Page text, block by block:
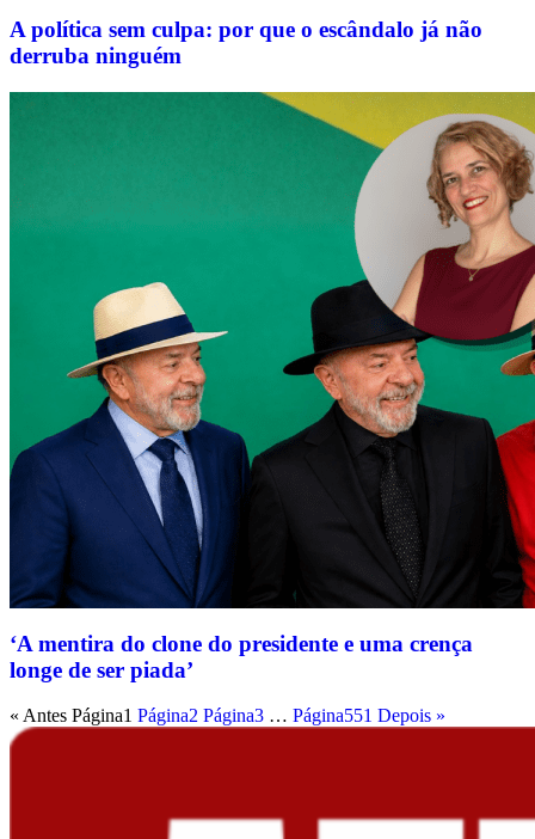
A política sem culpa: por que o escândalo já não
derruba ninguém
‘A mentira do clone do presidente e uma crença
longe de ser piada’
« Antes Página1 Página2 Página3 … Página551 Depois »